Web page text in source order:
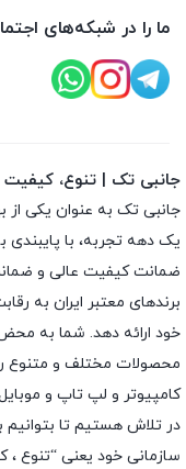
ما را در شبکه‌های
جانبی تک | تنوع،
جانبی تک به عنوان یکی از
یک دهه تجربه، با
ضمانت کیفیت عالی و
برندهای معتبر ایران به
خود ارائه دهد. شما به
محصولات مختلف و متنوع
کامپیوتر و لپ تاپ و
در تلاش هستیم تا
سازمانی خود یعنی “تنوع